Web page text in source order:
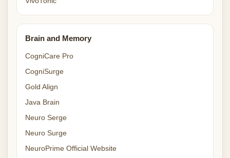
Brain and Memory
CogniCare Pro
CogniSurge
Gold Align
Java Brain
Neuro Serge
Neuro Surge
NeuroPrime Official Website